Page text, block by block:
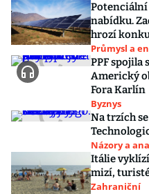
Potenciální
nabídku.
hrozí
Průmysl a
PPF spojila
Americký
Fora Karlín
Byznys
Na trzích
Názory a
Itálie
mizí,
Zahraniční